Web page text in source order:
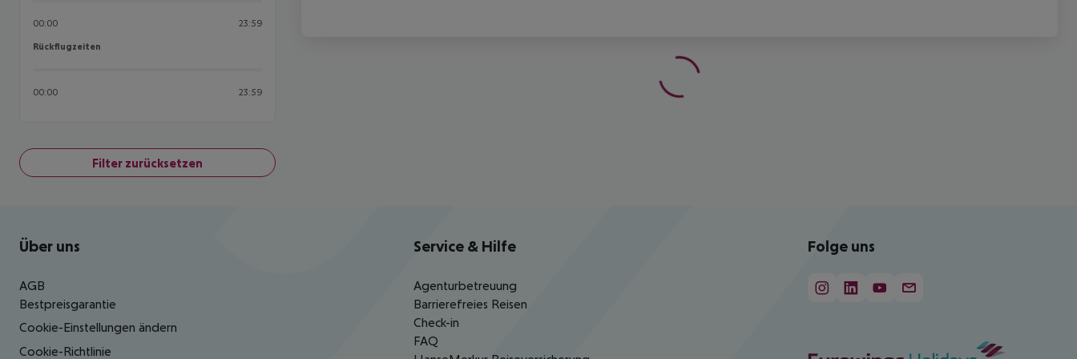
00:00 23:59
Rückflugzeiten
Rückflugzeiten
00:00 23:59
Filter zurücksetzen
Footer navigation
Über uns
AGB
Bestpreisgarantie
Cookie-Einstellungen ändern
Cookie-Richtlinie
Service & Hilfe
Agenturbetreuung
Barrierefreies Reisen
Check-in
FAQ
Folge uns